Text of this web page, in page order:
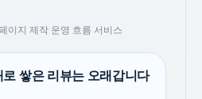
이지 제작 운영 흐름 서비스
쌓은 리뷰는 오래갑니다